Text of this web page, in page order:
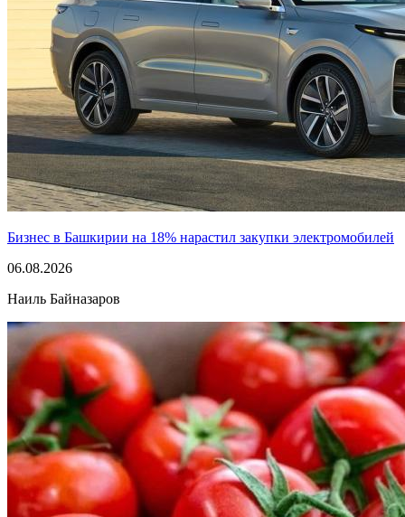
Бизнес в Башкирии на 18% нарастил закупки электромобилей
06.08.2026
Наиль Байназаров